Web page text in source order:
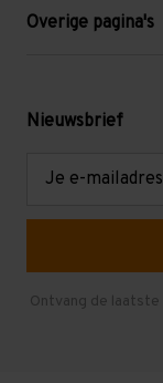
Blog
Levering en
Overige pagina's
Mezzanine
Gebruikte
Nieuwsbrief
Ontvang de